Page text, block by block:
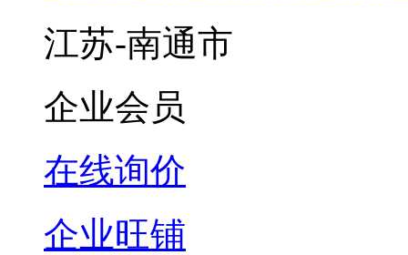
江苏-南通市
企业会员
在线询价
企业旺铺